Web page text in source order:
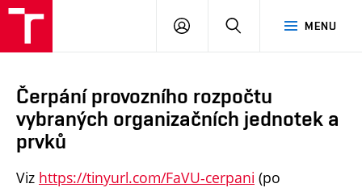
MENU
PŘIHLÁSIT
Čerpání provozního rozpočtu
vybraných organizačních jednotek a
prvků
Viz https://tinyurl.com/FaVU-cerpani (po